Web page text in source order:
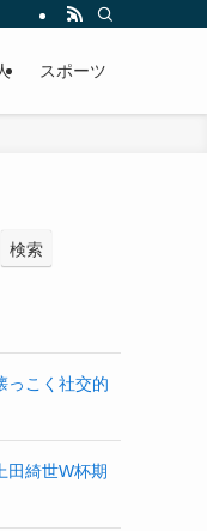
スポーツ
検索
っこく社交的
田綺世W杯期